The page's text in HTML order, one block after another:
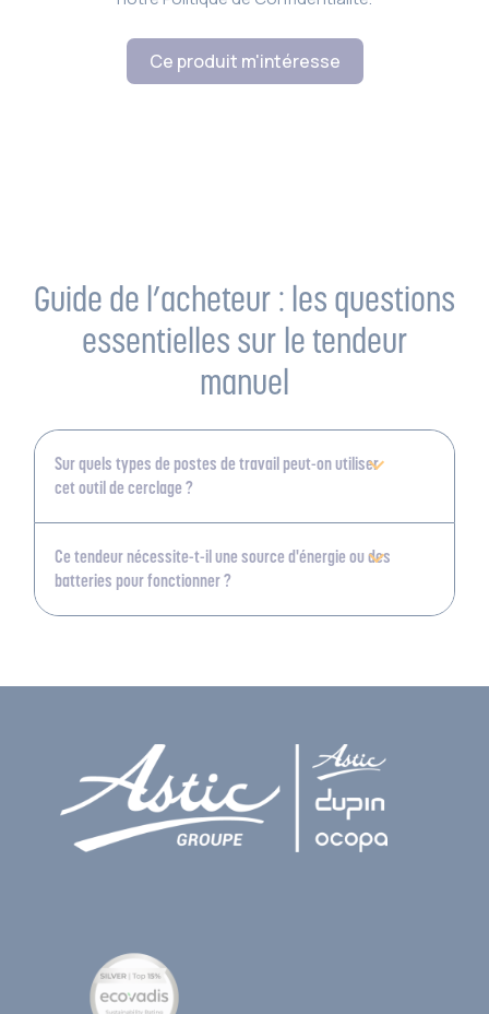
Ce produit m'intéresse
Guide de l’acheteur : les questions
essentielles sur le tendeur
manuel
Sur quels types de postes de travail peut-on utiliser
cet outil de cerclage ?
Ce tendeur nécessite-t-il une source d'énergie ou des
batteries pour fonctionner ?